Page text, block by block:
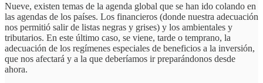
Nueve, existen temas de la agenda global que se han ido colando en
las agendas de los países. Los financieros (donde nuestra adecuación
nos permitió salir de listas negras y grises) y los ambientales y
tributarios. En este último caso, se viene, tarde o temprano, la
adecuación de los regímenes especiales de beneficios a la inversión,
que nos afectará y a la que deberíamos ir preparándonos desde
ahora.